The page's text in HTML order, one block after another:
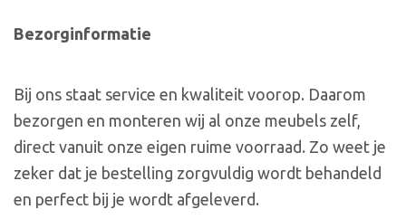
Bezorginformatie
Bij ons staat service en kwaliteit voorop. Daarom
bezorgen en monteren wij al onze meubels zelf,
direct vanuit onze eigen ruime voorraad. Zo weet je
zeker dat je bestelling zorgvuldig wordt behandeld
en perfect bij je wordt afgeleverd.